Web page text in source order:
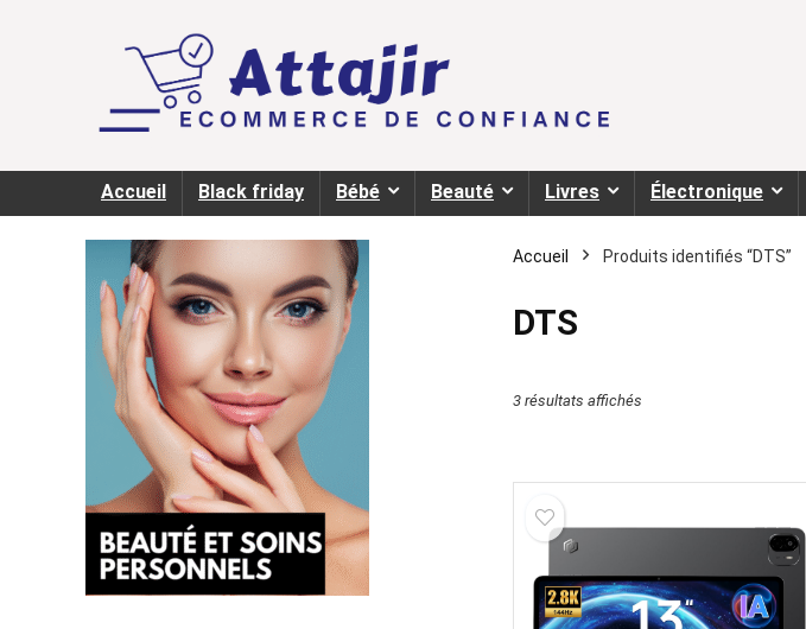
Accueil Black friday Bébé Beauté Livres Électronique
Accueil Produits identifiés “DTS”
DTS
3 résultats affichés